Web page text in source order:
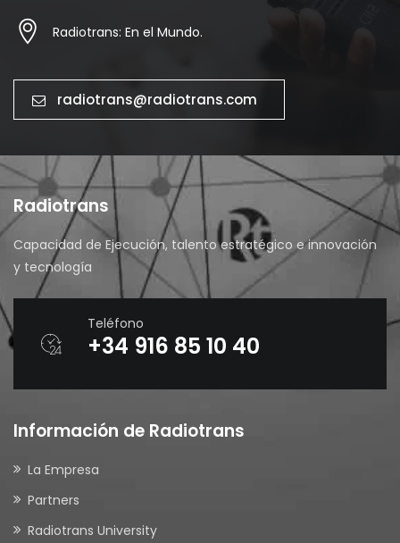
Radiotrans: En el Mundo.
radiotrans@radiotrans.com
Radiotrans
Capacidad de Ejecución, talento estratégico e innovación
y tecnología
Teléfono
+34 916 85 10 40
Información de Radiotrans
La Empresa
Partners
Radiotrans University